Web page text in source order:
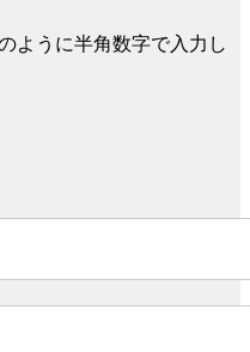
ように半角数字で入力し